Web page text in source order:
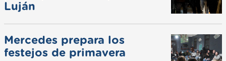
Luján
Mercedes prepara los
festejos de primavera